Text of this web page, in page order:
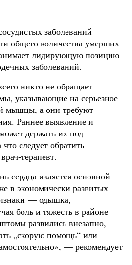
заболеваний
общего количества умерших
лидирующую позицию
заболеваний.
никто не обращает
указывающие на серьезное
мышцы, а они требуют
Раннее выявление и
держать их под
следует обратить
терапевт.
сердца является основной
в экономически развитых
— одышка,
боль и тяжесть в районе
развились внезапно,
„скорую помощь“ или
— рекомендует